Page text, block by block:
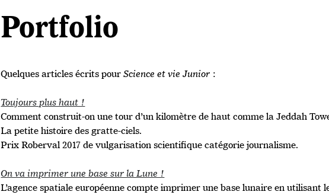
Portfolio
Quelques articles écrits pourScience et vie Junior :
Toujours plus haut !
Comment construit-on une tour d’un kilomètre de haut comme la Jeddah
La petite histoire des gratte-ciels.
Prix Roberval 2017 de vulgarisation scientifique catégorie journalisme.
On va imprimer une base sur la Lune !
L’agence spatiale européenne compte imprimer une base lunaire en utilisant